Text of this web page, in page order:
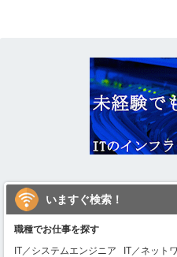
いますぐ検索！
職種でお仕事を探す
IT／システムエンジニア
IT／ネット